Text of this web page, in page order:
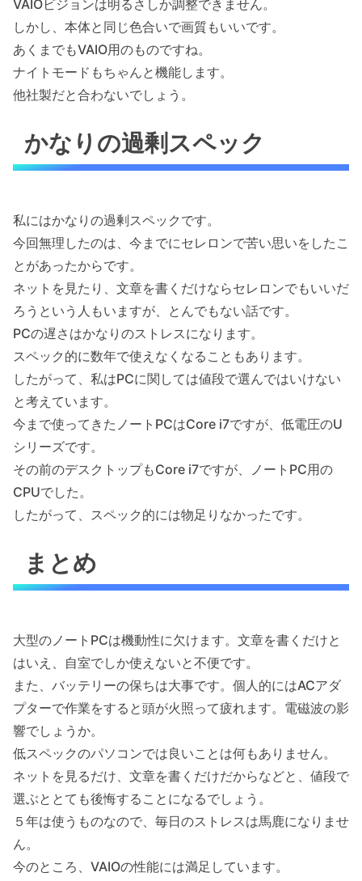
VAIOビジョンは明るさしか調整できません。
しかし、本体と同じ色合いで画質もいいです。
あくまでもVAIO用のものですね。
ナイトモードもちゃんと機能します。
他社製だと合わないでしょう。
かなりの過剰スペック
私にはかなりの過剰スペックです。
今回無理したのは、今までにセレロンで苦い思いをしたこ
とがあったからです。
ネットを見たり、文章を書くだけならセレロンでもいいだ
ろうという人もいますが、とんでもない話です。
PCの遅さはかなりのストレスになります。
スペック的に数年で使えなくなることもあります。
したがって、私はPCに関しては値段で選んではいけない
と考えています。
今まで使ってきたノートPCはCore i7ですが、低電圧のU
シリーズです。
その前のデスクトップもCore i7ですが、ノートPC用の
CPUでした。
したがって、スペック的には物足りなかったです。
まとめ
大型のノートPCは機動性に欠けます。文章を書くだけと
はいえ、自室でしか使えないと不便です。
また、バッテリーの保ちは大事です。個人的にはACアダ
プターで作業をすると頭が火照って疲れます。電磁波の影
響でしょうか。
低スペックのパソコンでは良いことは何もありません。
ネットを見るだけ、文章を書くだけだからなどと、値段で
選ぶととても後悔することになるでしょう。
５年は使うものなので、毎日のストレスは馬鹿になりませ
ん。
今のところ、VAIOの性能には満足しています。